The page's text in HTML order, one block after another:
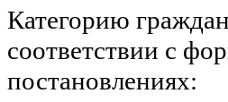
Категорию
соответствии с
постановлениях: